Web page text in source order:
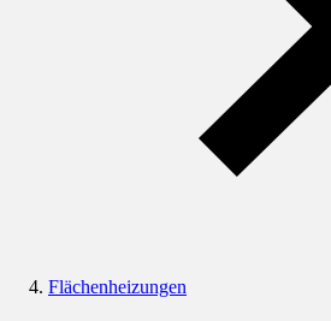
Flächenheizungen